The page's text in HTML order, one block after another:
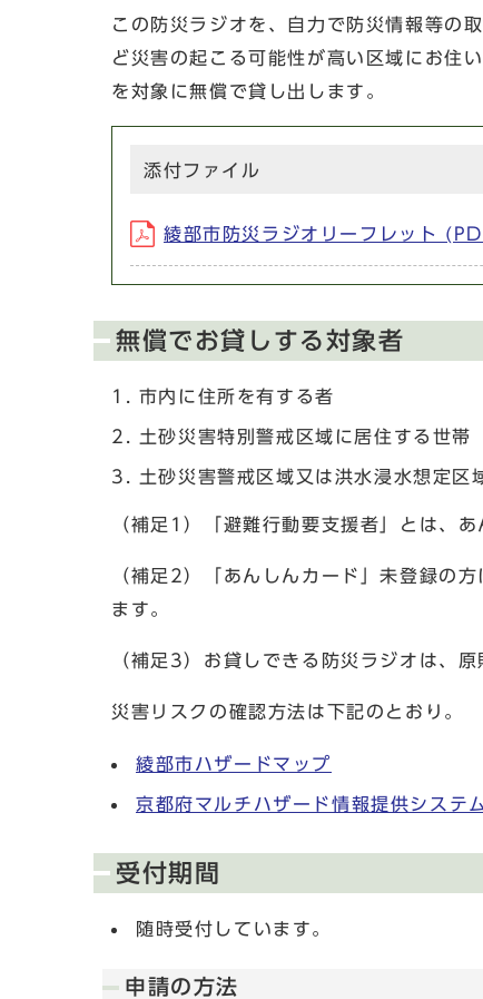
この防災ラジオを、自力で防災情報等の
ど災害の起こる可能性が高い区域にお住
を対象に無償で貸し出します。
添付ファイル
綾部市防災ラジオリーフレット
無償でお貸しする対象者
市内に住所を有する者
土砂災害特別警戒区域に居住する世帯
土砂災害警戒区域又は洪水浸水想定
（補足1）「避難行動要支援者」とは、
（補足2）「あんしんカード」未登録の
ます。
（補足3）お貸しできる防災ラジオは、
災害リスクの確認方法は下記のとおり。
綾部市ハザードマップ
京都府マルチハザード情報提供システ
受付期間
随時受付しています。
申請の方法